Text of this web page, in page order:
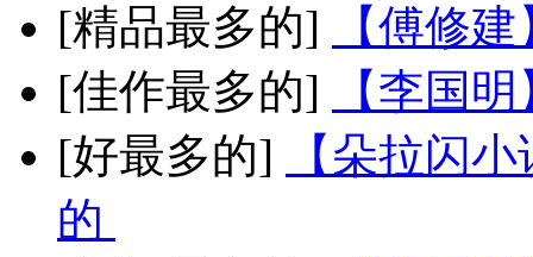
[精品最多的]
【傅修
[佳作最多的]
【李国
[好最多的]
【朵拉闪
的